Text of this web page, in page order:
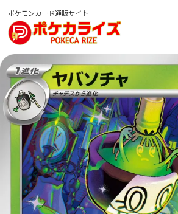
ポケモンカード通販サイト